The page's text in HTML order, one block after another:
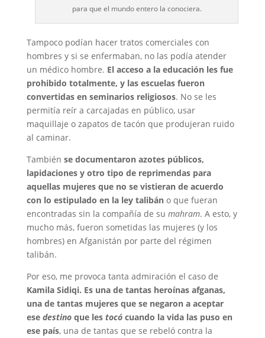
para que el mundo entero la conociera.
Tampoco podían hacer tratos comerciales con
hombres y si se enfermaban, no las podía atender
un médico hombre. El acceso a la educación les fue
prohibido totalmente, y las escuelas fueron
convertidas en seminarios religiosos. No se les
permitía reír a carcajadas en público, usar
maquillaje o zapatos de tacón que produjeran ruido
al caminar.
También se documentaron azotes públicos,
lapidaciones y otro tipo de reprimendas para
aquellas mujeres que no se vistieran de acuerdo
con lo estipulado en la ley talibáno que fueran
encontradas sin la compañía de su mahram. A esto, y
mucho más, fueron sometidas las mujeres (y los
hombres) en Afganistán por parte del régimen
talibán.
Por eso, me provoca tanta admiración el caso de
Kamila Sidiqi. Es una de tantas heroínas afganas,
una de tantas mujeres que se negaron a aceptar
ese destinoque les tocócuando la vida las puso en
ese país, una de tantas que se rebeló contra la